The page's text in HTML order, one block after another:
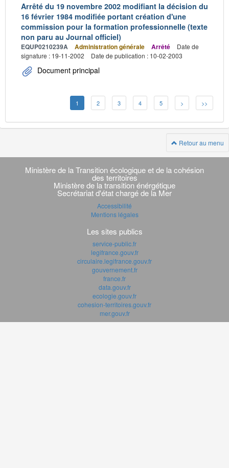
Arrêté du 19 novembre 2002 modifiant la décision du
16 février 1984 modifiée portant création d'une
commission pour la formation professionnelle (texte
non paru au Journal officiel)
EQUP0210239A Administration générale Arrêté
Date de
signature : 19-11-2002
Date de publication : 10-02-2003
Document principal
1 2 3 4 5 > >>
Retour au menu
Navigation
transverse
Ministère de la Transition écologique et de la cohésion
des territoires
Ministère de la transition énérgétique
Secrétariat d'état chargé de la Mer
Accessibilité
Mentions légales
Les sites publics
service-public.fr
legifrance.gouv.fr
circulaire.legifrance.gouv.fr
gouvernement.fr
france.fr
data.gouv.fr
ecologie.gouv.fr
cohesion-territoires.gouv.fr
mer.gouv.fr